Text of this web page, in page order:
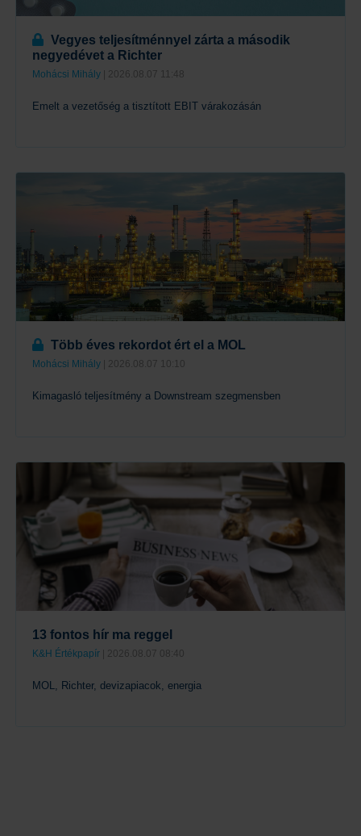
Vegyes teljesítménnyel zárta a második
negyedévet a Richter
Mohácsi Mihály | 2026.08.07 11:48
Emelt a vezetőség a tisztított EBIT várakozásán
Több éves rekordot ért el a MOL
Mohácsi Mihály | 2026.08.07 10:10
Kimagasló teljesítmény a Downstream szegmensben
13 fontos hír ma reggel
K&H Értékpapír | 2026.08.07 08:40
MOL, Richter, devizapiacok, energia